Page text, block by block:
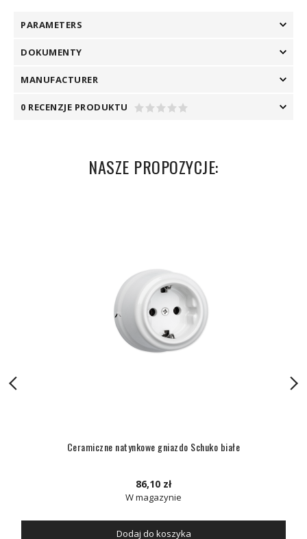
PARAMETERS
DOKUMENTY
MANUFACTURER
0 RECENZJE PRODUKTU
NASZE PROPOZYCJE:
Ceramiczne natynkowe gniazdo Schuko białe
86,10 zł
W magazynie
Dodaj do koszyka